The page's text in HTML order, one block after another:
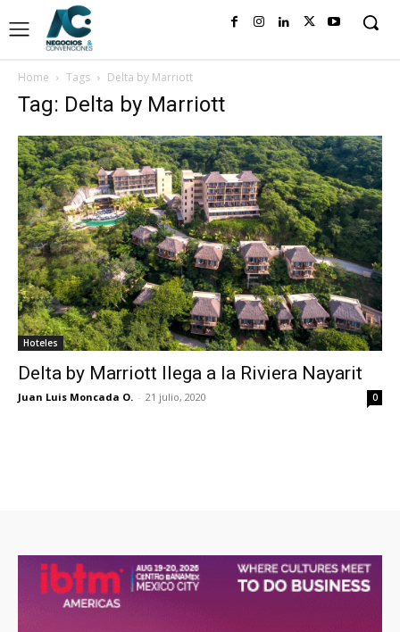
Home Tags Delta by Marriott
Tag: Delta by Marriott
Hoteles
Delta by Marriott llega a la Riviera Nayarit
Juan Luis Moncada O. - 21 julio, 2020 0